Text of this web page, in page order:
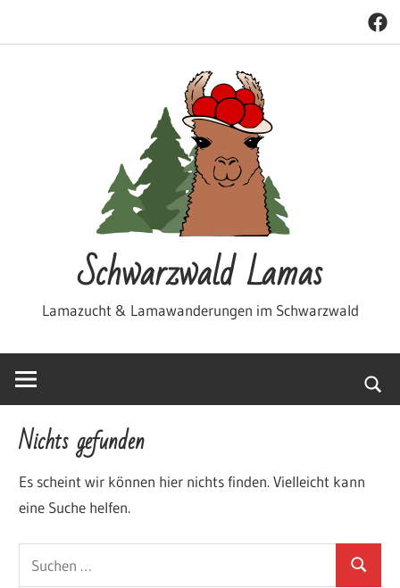
Schwarzwald Lamas
Lamazucht & Lamawanderungen im Schwarzwald
Suche
Nichts gefunden
Es scheint wir können hier nichts finden. Vielleicht kann
eine Suche helfen.